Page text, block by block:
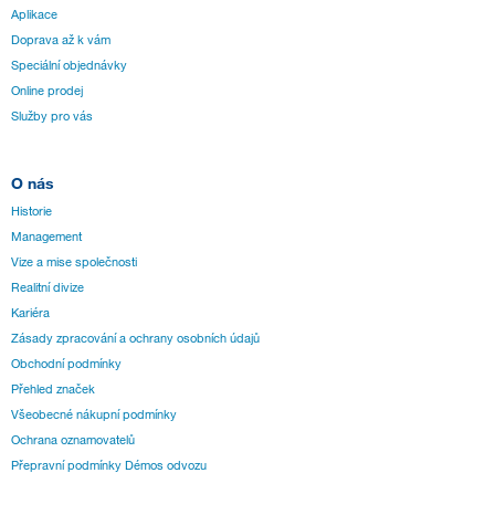
Aplikace
Doprava až k vám
Speciální objednávky
Online prodej
Služby pro vás
O nás
Historie
Management
Vize a mise společnosti
Realitní divize
Kariéra
Zásady zpracování a ochrany osobních údajů
Obchodní podmínky
Přehled značek
Všeobecné nákupní podmínky
Ochrana oznamovatelů
Přepravní podmínky Démos odvozu